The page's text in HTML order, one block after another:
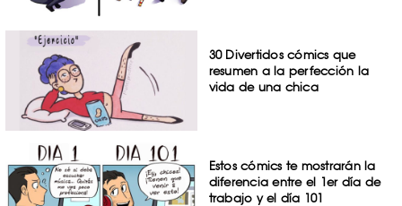
30 Divertidos cómics que
resumen a la perfección la
vida de una chica
Estos cómics te mostrarán la
diferencia entre el 1er día de
trabajo y el día 101